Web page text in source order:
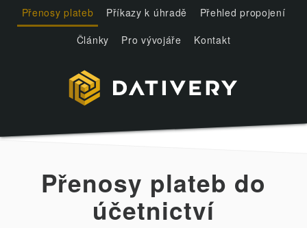
Přenosy plateb Příkazy k úhradě
Přehled propojení
Články
Pro vývojáře Kontakt
Přenosy plateb do
účetnictví